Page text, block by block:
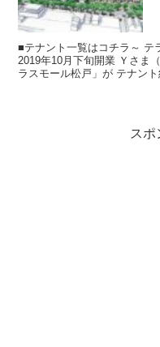
■テナント一覧はコチラ～ テラスモール松戸 テナント約180店一覧
2019年10月下旬開業 Ｙさま（@ysb_freeman）です。 「（仮称）テ
ラスモール松戸」が テナン
スポ